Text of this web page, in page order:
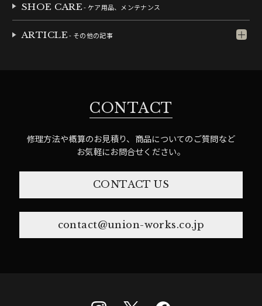
SHOE CARE- ケア用品、メンテナンス
ARTICLE- その他の記事
CONTACT
修理方法や概算のお見積り、商品についてのご質問など
お気軽にお問合せください。
CONTACT US
contact@union-works.co.jp